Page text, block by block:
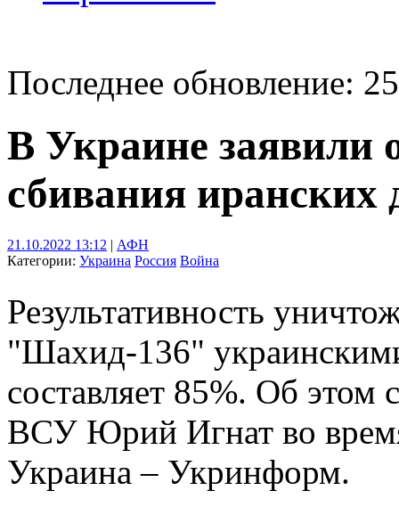
Последнее обновление:
В Украине заявили
сбивания иранских
21.10.2022 13:12 | АФН
Категории: Украина Россия Война
Результативность
"Шахид-136"
составляет 85%. Об этом
ВСУ Юрий Игнат во
Украина – Укринформ.